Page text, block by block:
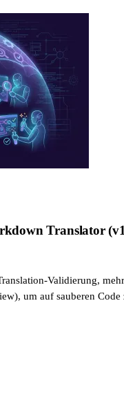
Translator
Validierung,
um auf sauberen